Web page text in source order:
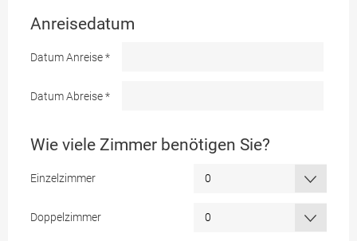
Anreisedatum
Datum Anreise*
Datum Abreise*
Wie viele Zimmer benötigen Sie?
Einzelzimmer
Doppelzimmer